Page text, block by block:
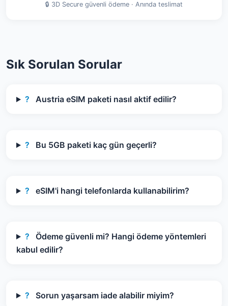
🔒 3D Secure güvenli ödeme · Anında teslimat
Sık Sorulan Sorular
? Austria eSIM paketi nasıl aktif edilir?
? Bu 5GB paketi kaç gün geçerli?
? eSIM'i hangi telefonlarda kullanabilirim?
?
Ödeme güvenli mi? Hangi ödeme yöntemleri
kabul edilir?
? Sorun yaşarsam iade alabilir miyim?